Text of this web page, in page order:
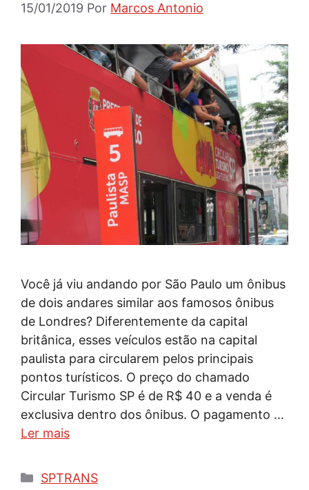
15/01/2019 Por Marcos Antonio
Você já viu andando por São Paulo um ônibus
de dois andares similar aos famosos ônibus
de Londres? Diferentemente da capital
britânica, esses veículos estão na capital
paulista para circularem pelos principais
pontos turísticos. O preço do chamado
Circular Turismo SP é de R$ 40 e a venda é
exclusiva dentro dos ônibus. O pagamento …
Ler mais
Categorias
SPTRANS